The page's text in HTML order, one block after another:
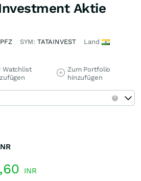
Aktie
SYM: TATAINVEST Land
Watchlist
Zum Portfolio
hinzufügen
INR